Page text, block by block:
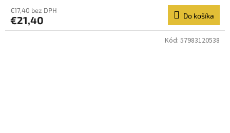
€17,40 bez DPH
€21,40 Do košíka
Kód: 57983120538